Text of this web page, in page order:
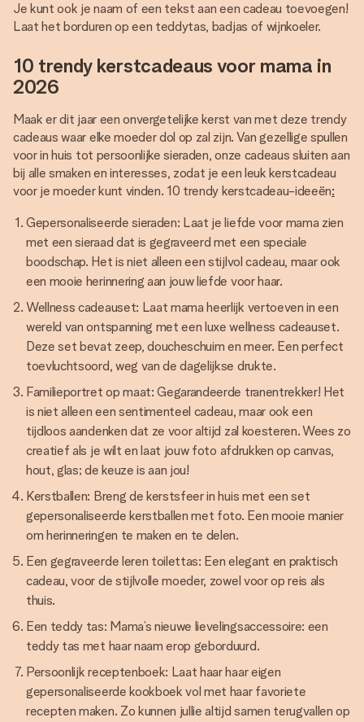
Je kunt ook je naam of een tekst aan een cadeau toevoegen!
Laat het borduren op een teddytas, badjas of wijnkoeler.
10 trendy kerstcadeaus voor mama in
2026
Maak er dit jaar een onvergetelijke kerst van met deze trendy
cadeaus waar elke moeder dol op zal zijn. Van gezellige spullen
voor in huis tot persoonlijke sieraden, onze cadeaus sluiten aan
bij alle smaken en interesses, zodat je een leuk kerstcadeau
voor je moeder kunt vinden. 10 trendy kerstcadeau-ideeën:
Gepersonaliseerde sieraden: Laat je liefde voor mama zien
met een sieraad dat is gegraveerd met een speciale
boodschap. Het is niet alleen een stijlvol cadeau, maar ook
een mooie herinnering aan jouw liefde voor haar.
Wellness cadeauset: Laat mama heerlijk vertoeven in een
wereld van ontspanning met een luxe wellness cadeauset.
Deze set bevat zeep, doucheschuim en meer. Een perfect
toevluchtsoord, weg van de dagelijkse drukte.
Familieportret op maat: Gegarandeerde tranentrekker! Het
is niet alleen een sentimenteel cadeau, maar ook een
tijdloos aandenken dat ze voor altijd zal koesteren. Wees zo
creatief als je wilt en laat jouw foto afdrukken op canvas,
hout, glas; de keuze is aan jou!
Kerstballen: Breng de kerstsfeer in huis met een set
gepersonaliseerde kerstballen met foto. Een mooie manier
om herinneringen te maken en te delen.
Een gegraveerde leren toilettas: Een elegant en praktisch
cadeau, voor de stijlvolle moeder, zowel voor op reis als
thuis.
Een teddy tas: Mama’s nieuwe lievelingsaccessoire: een
teddy tas met haar naam erop geborduurd.
Persoonlijk receptenboek: Laat haar haar eigen
gepersonaliseerde kookboek vol met haar favoriete
recepten maken. Zo kunnen jullie altijd samen terugvallen op